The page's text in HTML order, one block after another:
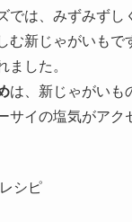
では、みずみず
む新じゃがいも
ました。
は、新じゃがいも
サイの塩気がアク
シピ